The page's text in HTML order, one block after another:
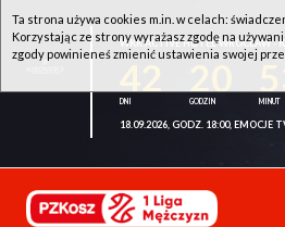
WKK ACTIVE HOTEL WROCŁAW -
18.09.2026, GODZ. 18:00, EMOCJE
Ta strona używa cookies m.in. w celach:
Korzystając ze strony wyrażasz zgodę na
zgody powinieneś zmienić ustawienia swojej